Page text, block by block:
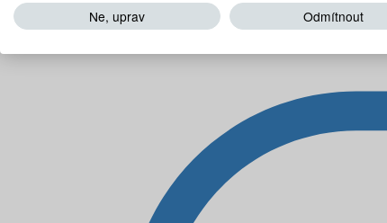
Ne, uprav
Odmítnout